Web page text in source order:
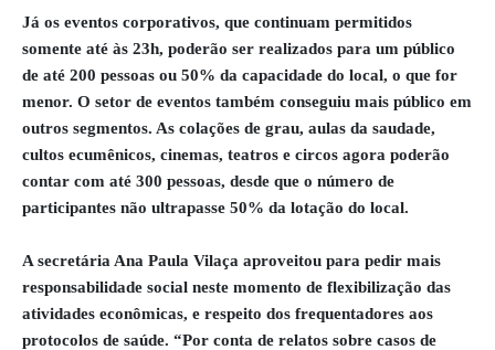
Já os eventos corporativos, que continuam permitidos
somente até às 23h, poderão ser realizados para um público
de até 200 pessoas ou 50% da capacidade do local, o que for
menor. O setor de eventos também conseguiu mais público em
outros segmentos. As colações de grau, aulas da saudade,
cultos ecumênicos, cinemas, teatros e circos agora poderão
contar com até 300 pessoas, desde que o número de
participantes não ultrapasse 50% da lotação do local.
A secretária Ana Paula Vilaça aproveitou para pedir mais
responsabilidade social neste momento de flexibilização das
atividades econômicas, e respeito dos frequentadores aos
protocolos de saúde. “Por conta de relatos sobre casos de